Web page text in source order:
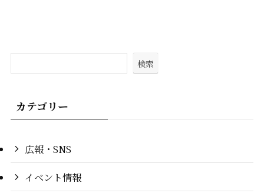
検索
カテゴリー
広報・SNS
イベント情報